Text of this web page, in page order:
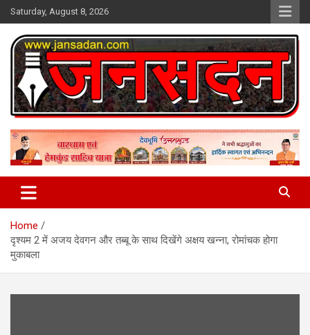
Skip
to
content
Saturday, August 8, 2026
Jan Sadan
Home
दृश्यम 2 में अजय देवगन और तब्बू के साथ दिखेंगे अक्षय खन्ना, रोमांचक होगा
मुकाबला